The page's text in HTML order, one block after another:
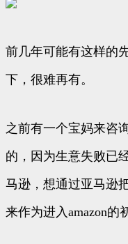
前几年可能有这样的
下，很难再有。
之前有一个宝妈来咨
的，因为生意失败已
马逊，想通过亚马逊
来作为进入amazon的